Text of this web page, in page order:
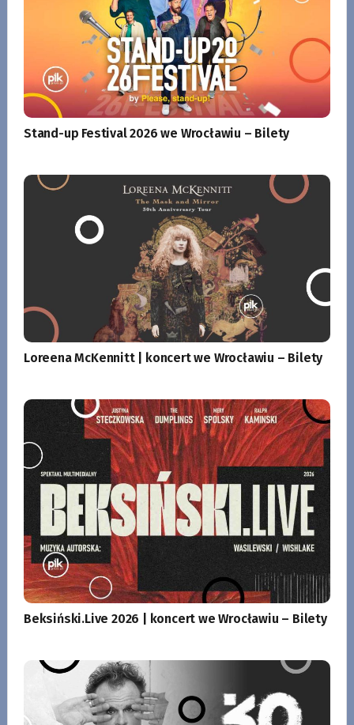
Stand-up Festival 2026 we Wrocławiu – Bilety
Loreena McKennitt | koncert we Wrocławiu – Bilety
Beksiński.Live 2026 | koncert we Wrocławiu – Bilety